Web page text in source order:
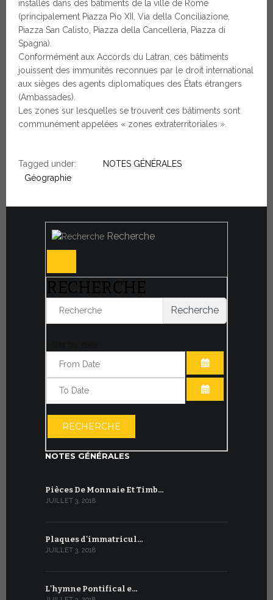
installés dans des bâtiments de la ville de Rome
(principalement Piazza Pio XII, Via della Conciliazione,
Piazza San Calisto, Piazza della Cancelleria, Piazza di
Spagna).
Conformément aux Accords du Latran, ces bâtiments
jouissent des immunités reconnues par le droit international
aux sièges des agents diplomatiques des États étrangers
(Ambassades).
Les zones sur lesquelles se trouvent ces bâtiments sont
communément appelées « zones extraterritoriales ».
Tagged under:
NOTES GÉNÉRALES
Géographie
Recherche
RECHERCHE
Recherche
OUVRIR LE
RECHERCHE
NOTES GÉNÉRALES
Pièces De Monnaie Et Timb…
JUILLET 3, 2018
Plaques d'immatricul…
JUILLET 3, 2018
L'hymne Pontifical e…